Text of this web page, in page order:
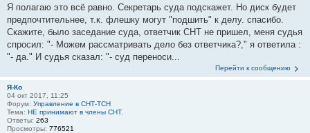
Я полагаю это всё равно. Секретарь суда подскажет. Но диск будет
предпочтительнее, т.к. флешку могут "подшить" к делу. спасибо.
Скажите, было заседание суда, ответчик СНТ не пришел, меня судья
спросил: "- Можем рассматривать дело без ответчика?," я ответила :
"- да." И судья сказал: "- суд переноси...
Перейти к сообщению
Я-Ко
04 окт 2017, 11:25
Форум: Управление в СНТ-ТСН
Тема: НЕ принимают в члены СНТ.
Ответы: 263
Просмотры: 776521